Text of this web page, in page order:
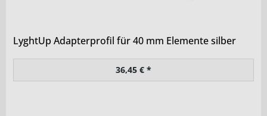
LyghtUp Adapterprofil für 40 mm Elemente silber
36,45 € *